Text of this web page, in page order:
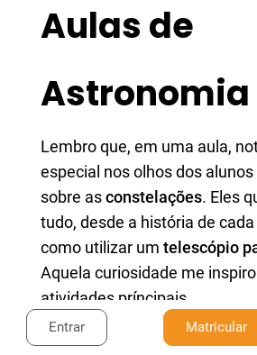
Aulas de
Astronomia
Lembro que, em uma aula,
especial nos olhos dos
sobre asconstelações. Eles
tudo, desde a história de
como utilizar um telescópio
Aquela curiosidade me
atividades príncipais.
Entrar Matricular